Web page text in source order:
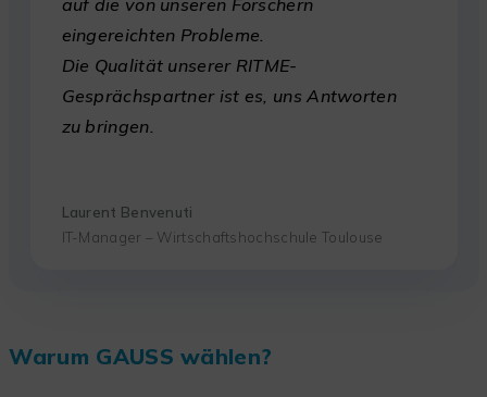
auf die von unseren Forschern
eingereichten Probleme.
Die Qualität unserer RITME-
Gesprächspartner ist es, uns Antworten
zu bringen.
Laurent Benvenuti
IT-Manager – Wirtschaftshochschule Toulouse
Warum GAUSS wählen?